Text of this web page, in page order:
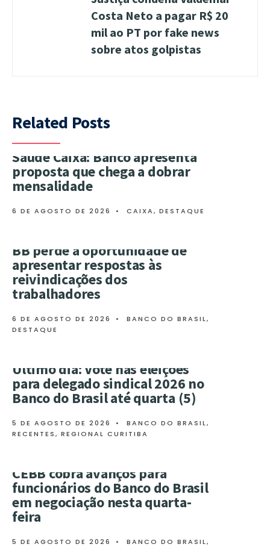
Costa Neto a pagar R$ 20
mil ao PT por fake news
sobre atos golpistas
Related Posts
Saúde Caixa: Banco apresenta
proposta que chega a dobrar
mensalidade
6 DE AGOSTO DE 2026 • CAIXA, DESTAQUE
BB perde a oportunidade de
apresentar respostas às
reivindicações dos
trabalhadores
6 DE AGOSTO DE 2026 • BANCO DO BRASIL,
DESTAQUE
Último dia: Vote nas eleições
para delegado sindical 2026 no
Banco do Brasil até quarta (5)
5 DE AGOSTO DE 2026 • BANCO DO BRASIL,
RECENTES, REGIONAL CURITIBA
CEBB cobra avanços para
funcionários do Banco do Brasil
em negociação nesta quarta-
feira
5 DE AGOSTO DE 2026 • BANCO DO BRASIL,